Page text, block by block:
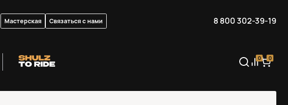
Мастерская Связаться с нами 8 800 302-39-19
0 0